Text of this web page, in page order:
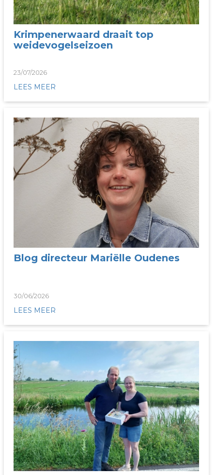
Krimpenerwaard draait top
weidevogelseizoen
23/07/2026
LEES MEER
Blog directeur Mariëlle Oudenes
30/06/2026
LEES MEER